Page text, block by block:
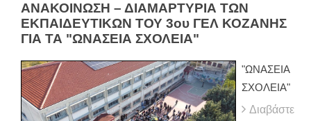
ΑΝΑΚΟΙΝΩΣΗ – ΔΙΑΜΑΡΤΥΡΙΑ ΤΩΝ
ΕΚΠΑΙΔΕΥΤΙΚΩΝ ΤΟΥ 3ου ΓΕΛ ΚΟΖΑΝΗΣ
ΓΙΑ ΤΑ "ΩΝΑΣΕΙΑ ΣΧΟΛΕΙΑ"
"ΩΝΑΣΕΙΑ
ΣΧΟΛΕΙΑ"
Διαβάστε